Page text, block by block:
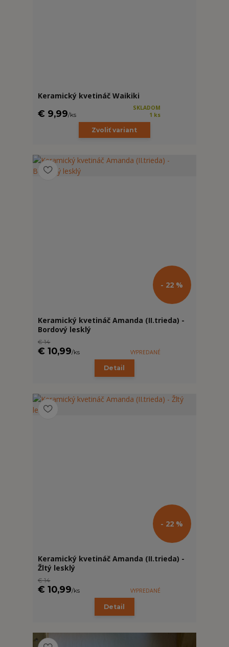
Keramický kvetináč Waikiki
€ 9,99/ks
SKLADOM
1 ks
Zvoliť variant
- 22 %
Keramický kvetináč Amanda (II.trieda) -
Bordový lesklý
€ 14
€ 10,99/ks VYPREDANÉ
Detail
- 22 %
Keramický kvetináč Amanda (II.trieda) -
Žltý lesklý
€ 14
€ 10,99/ks VYPREDANÉ
Detail